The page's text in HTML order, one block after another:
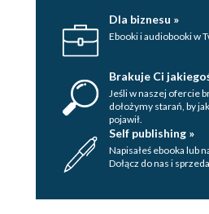
Dla biznesu »
Ebooki i audiobooki w
Brakuje Ci
Jeśli w naszej ofercie
dołożymy starań, by
pojawił.
Self publishing »
Napisałeś ebooka lub
Dołącz do nas i